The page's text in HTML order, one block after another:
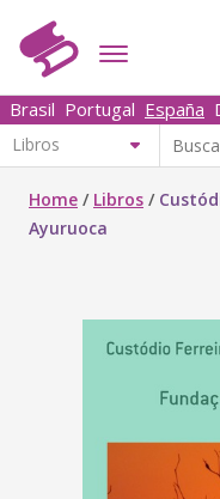
Brasil Portugal España
Home / Libros /
Ayuruoca